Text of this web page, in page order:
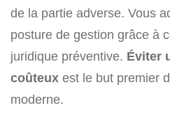
de la partie adverse. Vous
posture de gestion grâce à
juridique préventive. Éviter
coûteux est le but premier
moderne.